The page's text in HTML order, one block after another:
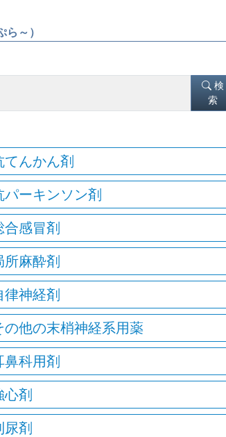
～）
索
てんかん剤
パーキンソン剤
合感冒剤
所麻酔剤
律神経剤
の他の末梢神経系用薬
鼻科用剤
心剤
尿剤